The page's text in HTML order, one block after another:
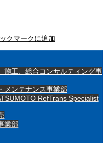
施工、総合コンサルティング事
メンテナンス事業部
RefTrans Specialist
業部